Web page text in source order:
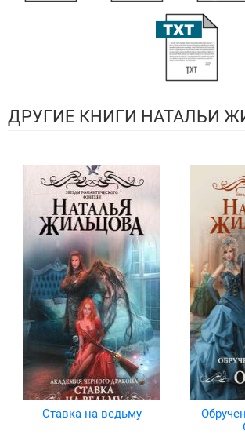
ДРУГИЕ КНИГИ НАТАЛЬИ
Ставка на ведьму